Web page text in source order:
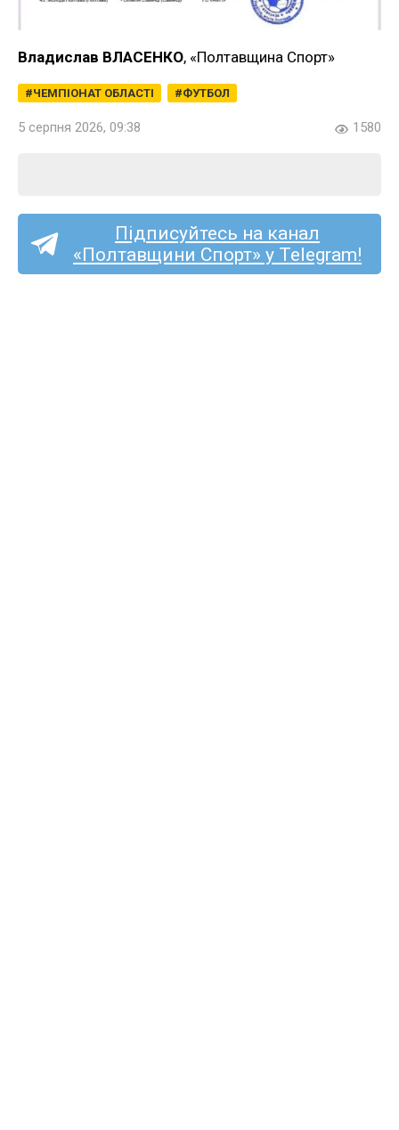
Владислав ВЛАСЕНКО, «Полтавщина Спорт»
ЧЕМПІОНАТ ОБЛАСТІ ФУТБОЛ
5 серпня 2026, 09:38 1580
Підписуйтесь на канал
«Полтавщини Спорт» у Telegram!